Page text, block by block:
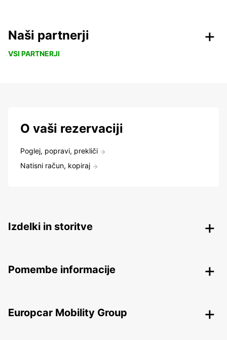
Naši partnerji
VSI PARTNERJI
O vaši rezervaciji
Poglej, popravi, prekliči
Natisni račun, kopiraj
Izdelki in storitve
Pomembe informacije
Europcar Mobility Group